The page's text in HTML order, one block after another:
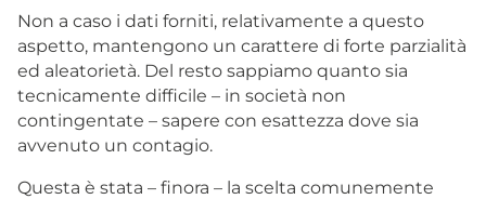
Non a caso i dati forniti, relativamente a questo
aspetto, mantengono un carattere di forte parzialità
ed aleatorietà. Del resto sappiamo quanto sia
tecnicamente difficile – in società non
contingentate – sapere con esattezza dove sia
avvenuto un contagio.
Questa è stata – finora – la scelta comunemente